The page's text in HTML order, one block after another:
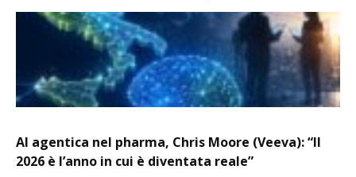
AI agentica nel pharma, Chris Moore (Veeva): “Il
2026 è l’anno in cui è diventata reale”